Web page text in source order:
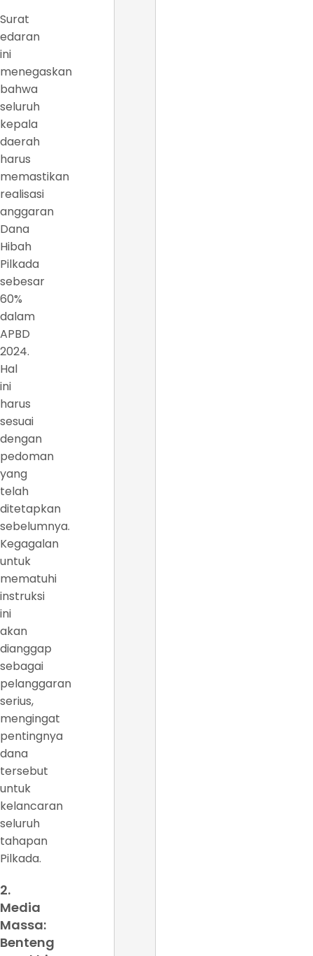
Surat
edaran
ini
menegaskan
bahwa
seluruh
kepala
daerah
harus
memastikan
realisasi
anggaran
Dana
Hibah
Pilkada
sebesar
60%
dalam
APBD
2024.
Hal
ini
harus
sesuai
dengan
pedoman
yang
telah
ditetapkan
sebelumnya.
Kegagalan
untuk
mematuhi
instruksi
ini
akan
dianggap
sebagai
pelanggaran
serius,
mengingat
pentingnya
dana
tersebut
untuk
kelancaran
seluruh
tahapan
Pilkada.
2.
Media
Massa:
Benteng